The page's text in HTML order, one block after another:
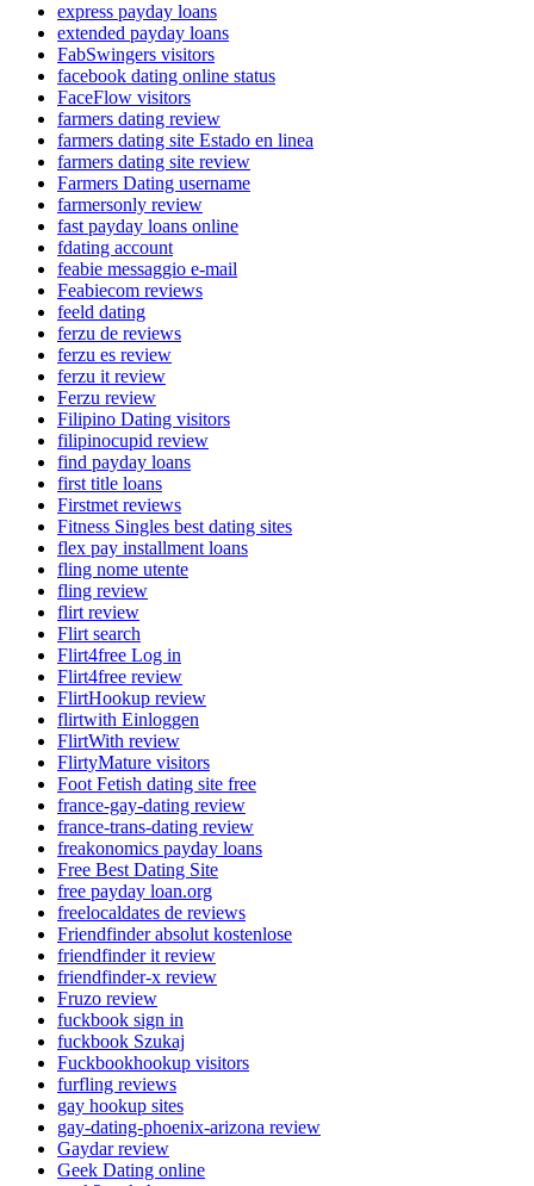
express payday loans
extended payday loans
FabSwingers visitors
facebook dating online status
FaceFlow visitors
farmers dating review
farmers dating site Estado en linea
farmers dating site review
Farmers Dating username
farmersonly review
fast payday loans online
fdating account
feabie messaggio e-mail
Feabiecom reviews
feeld dating
ferzu de reviews
ferzu es review
ferzu it review
Ferzu review
Filipino Dating visitors
filipinocupid review
find payday loans
first title loans
Firstmet reviews
Fitness Singles best dating sites
flex pay installment loans
fling nome utente
fling review
flirt review
Flirt search
Flirt4free Log in
Flirt4free review
FlirtHookup review
flirtwith Einloggen
FlirtWith review
FlirtyMature visitors
Foot Fetish dating site free
france-gay-dating review
france-trans-dating review
freakonomics payday loans
Free Best Dating Site
free payday loan.org
freelocaldates de reviews
Friendfinder absolut kostenlose
friendfinder it review
friendfinder-x review
Fruzo review
fuckbook sign in
fuckbook Szukaj
Fuckbookhookup visitors
furfling reviews
gay hookup sites
gay-dating-phoenix-arizona review
Gaydar review
Geek Dating online